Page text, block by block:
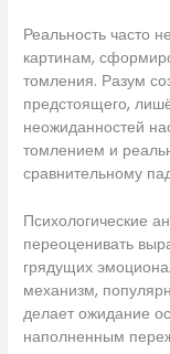
Реальность часто
картинам,
томления. Разум
предстоящего,
неожиданностей
томлением и
сравнительному
Психологические
переоценивать
грядущих
механизм,
делает ожидание
наполненным